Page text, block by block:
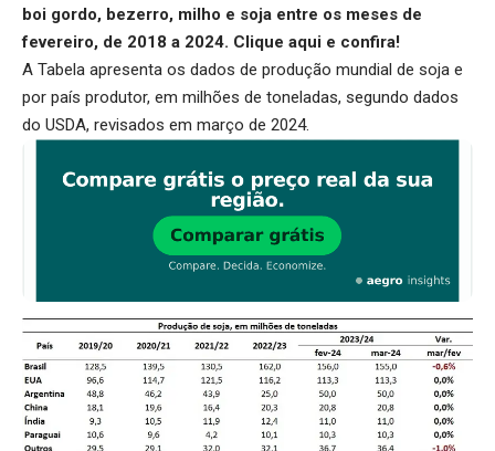
boi gordo, bezerro, milho e soja entre os meses de
fevereiro, de 2018 a 2024. Clique aqui e confira!
A Tabela apresenta os dados de produção mundial de soja e
por país produtor, em milhões de toneladas, segundo dados
do USDA, revisados em março de 2024.